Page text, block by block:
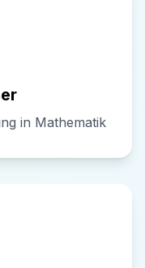
in Mathematik